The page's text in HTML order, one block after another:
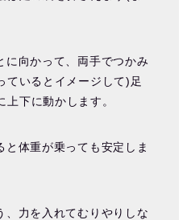
に向かって、両手でつかみ
ているとイメージして)足
下に動かします。
体重が乗っても安定しま
、力を入れてむりやりしな